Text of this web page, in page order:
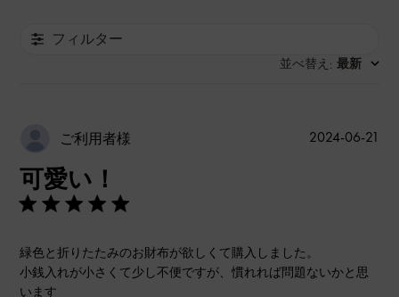
フィルター
並べ替え : 最新
ご利用者様
可愛い！
緑色と折りたたみのお財布が欲しくて購入しました。
小銭入れが小さくて少し不便ですが、慣れれば問題ないかと思
います
2024-06-21